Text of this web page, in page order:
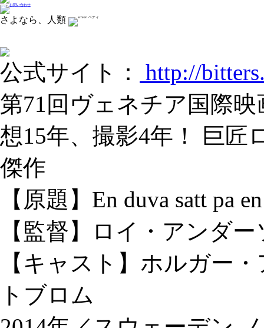
さよなら、人類
公式サイト：
http://
第71回ヴェネチア国際
想15年、撮影4年！ 巨匠
傑作
【原題】En duva satt pa
【監督】ロイ・アンダー
【キャスト】ホルガー
トブロム